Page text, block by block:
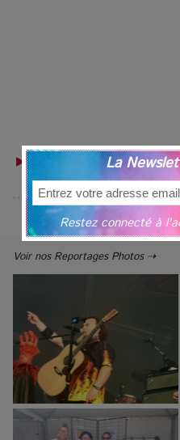
▶ RETROUVEZ VOTRE
LIEUX
Voir nos Reportages Photos ⇢
La
Restez connecté à